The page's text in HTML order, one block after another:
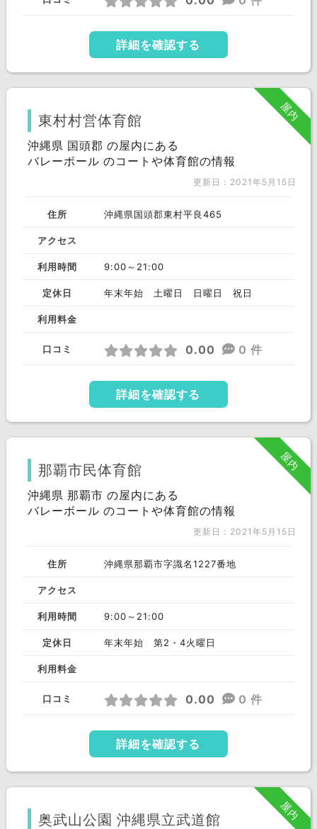
詳細を確認する
屋内
東村村営体育館
沖縄県 国頭郡 の屋内にある
バレーボール のコートや体育館の情報
更新日：2021年5月15日
住所 沖縄県国頭郡東村平良465
アクセス
利用時間 9:00～21:00
定休日 年末年始 土曜日 日曜日 祝日
利用料金
口コミ 0.00 0 件
詳細を確認する
屋内
那覇市民体育館
沖縄県 那覇市 の屋内にある
バレーボール のコートや体育館の情報
更新日：2021年5月15日
住所 沖縄県那覇市字識名1227番地
アクセス
利用時間 9:00～21:00
定休日 年末年始 第2・4火曜日
利用料金
口コミ 0.00 0 件
詳細を確認する
屋内
奥武山公園 沖縄県立武道館